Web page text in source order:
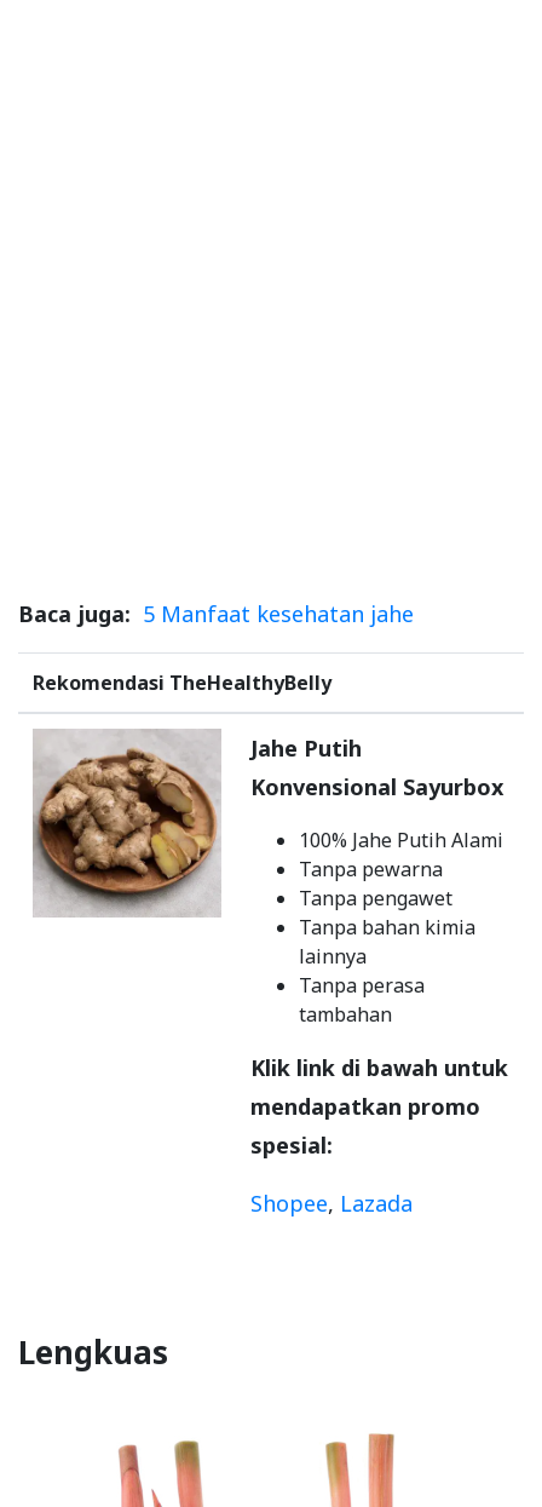
Baca juga: 5 Manfaat kesehatan jahe
Rekomendasi TheHealthyBelly
Jahe Putih
Konvensional Sayurbox
100% Jahe Putih Alami
Tanpa pewarna
Tanpa pengawet
Tanpa bahan kimia
lainnya
Tanpa perasa
tambahan
Klik link di bawah untuk
mendapatkan promo
spesial:
Shopee, Lazada
Lengkuas